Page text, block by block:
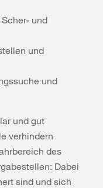
und
und
und
und gut
verhindern
des
Dabei
sind und sich